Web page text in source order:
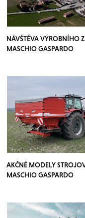
NÁVŠTĚVA VÝROBNÍHO
MASCHIO GASPARDO
AKČNÉ MODELY
MASCHIO GASPARDO